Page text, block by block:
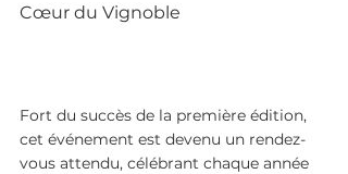
Cœur du Vignoble
Fort du succès de la première édition,
cet événement est devenu un rendez-
vous attendu, célébrant chaque année